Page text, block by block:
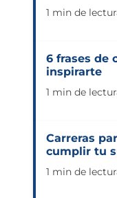
1 min de
6 frases de
inspirarte
1 min de
Carreras
cumplir tu
1 min de